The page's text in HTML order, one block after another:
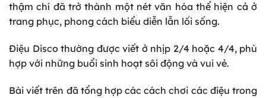
thậm chí đã trở thành một nét văn hóa thể hiện cả ở
trang phục, phong cách biểu diễn lẫn lối sống.
Điệu Disco thường được viết ở nhịp 2/4 hoặc 4/4, phù
hợp với những buổi sinh hoạt sôi động và vui vẻ.
Bài viết trên đã tổng hợp các cách chơi các điệu trong